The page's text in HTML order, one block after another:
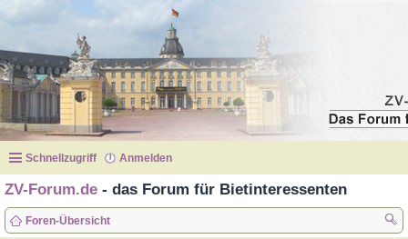
Schnellzugriff Anmelden
ZV-Forum.de - das Forum für Bietinteressenten
Foren-Übersicht